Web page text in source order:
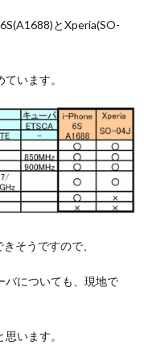
とXperia(SO-
います。
そうですので、
バについても、現地で
います。